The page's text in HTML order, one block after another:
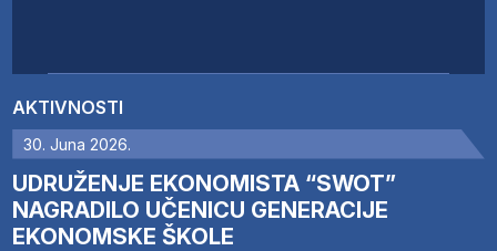
AKTIVNOSTI
30. Juna 2026.
UDRUŽENJE EKONOMISTA “SWOT”
NAGRADILO UČENICU GENERACIJE
EKONOMSKE ŠKOLE